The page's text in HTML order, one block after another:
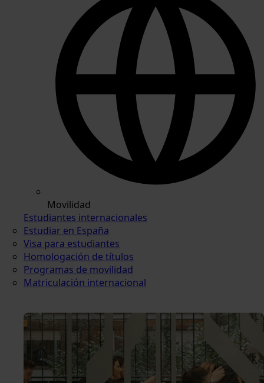
Movilidad
Estudiantes internacionales
Estudiar en España
Visa para estudiantes
Homologación de títulos
Programas de movilidad
Matriculación internacional